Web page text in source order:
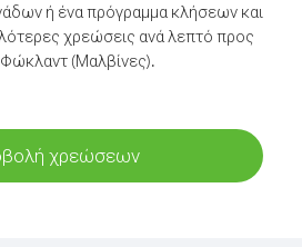
ή ένα πρόγραμμα κλήσεων και
χρεώσεις ανά λεπτό προς
(Μαλβίνες).
χρεώσεων